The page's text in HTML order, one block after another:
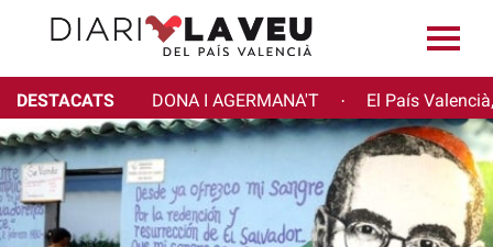
DESTACATS DONA I AGERMANA'T · El País